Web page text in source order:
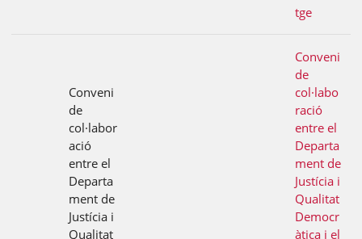
tge
Conveni
de
col·labor
ació
entre el
Departa
ment de
Justícia i
Qualitat
Conveni
de
col·labo
ració
entre el
Departa
ment de
Justícia i
Qualitat
Democr
àtica i el